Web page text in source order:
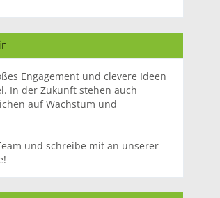
Engagement und clevere Ideen
In der Zukunft stehen auch
auf Wachstum und
und schreibe mit an unserer